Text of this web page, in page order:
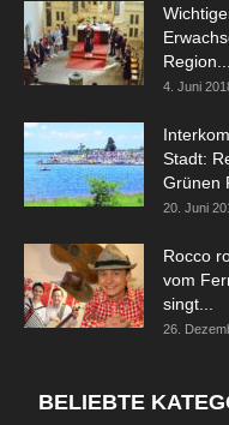
Region...
4. Juni
Stadt:
Grünen
20. Juni
Rocco
vom
singt...
26.
BELIEBTE